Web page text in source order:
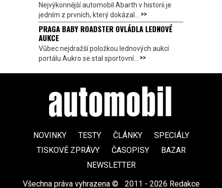
Nejvýkonnější automobil Abarth v historii je
jedním z prvních, který dokázal... >>
PRAGA BABY ROADSTER OVLÁDLA LEDNOVÉ
AUKCE
Vůbec nejdražší položkou lednových aukcí
portálu Aukro se stal sportovní... >>
NOVINKY TESTY ČLÁNKY
SPECIÁLY
TISKOVÉ ZPRÁVY
ČASOPISY
BAZAR
NEWSLETTER
Všechna práva vyhrazena ©
2011 - 2026 Redakce